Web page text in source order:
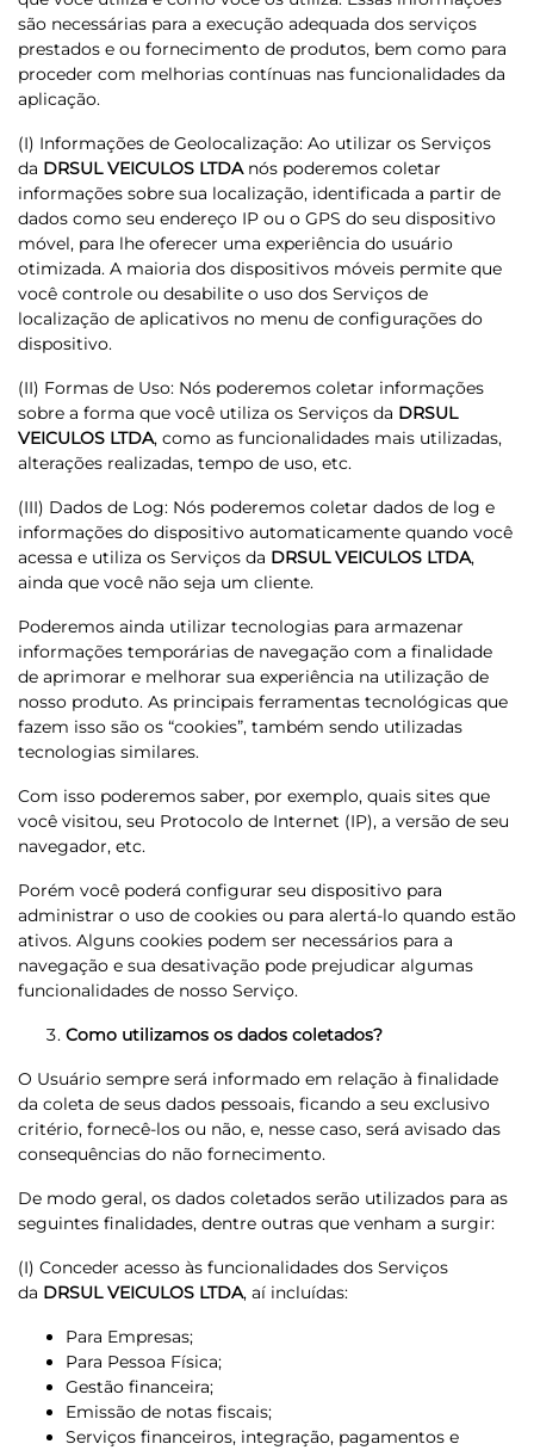
são necessárias para a execução adequada dos serviços
prestados e ou fornecimento de produtos, bem como para
proceder com melhorias contínuas nas funcionalidades da
aplicação.
(I) Informações de Geolocalização: Ao utilizar os Serviços
da DRSUL VEICULOS LTDAnós poderemos coletar
informações sobre sua localização, identificada a partir de
dados como seu endereço IP ou o GPS do seu dispositivo
móvel, para lhe oferecer uma experiência do usuário
otimizada. A maioria dos dispositivos móveis permite que
você controle ou desabilite o uso dos Serviços de
localização de aplicativos no menu de configurações do
dispositivo.
(II) Formas de Uso: Nós poderemos coletar informações
sobre a forma que você utiliza os Serviços da DRSUL
VEICULOS LTDA, como as funcionalidades mais utilizadas,
alterações realizadas, tempo de uso, etc.
(III) Dados de Log: Nós poderemos coletar dados de log e
informações do dispositivo automaticamente quando você
acessa e utiliza os Serviços da DRSUL VEICULOS LTDA,
ainda que você não seja um cliente.
Poderemos ainda utilizar tecnologias para armazenar
informações temporárias de navegação com a finalidade
de aprimorar e melhorar sua experiência na utilização de
nosso produto. As principais ferramentas tecnológicas que
fazem isso são os “cookies”, também sendo utilizadas
tecnologias similares.
Com isso poderemos saber, por exemplo, quais sites que
você visitou, seu Protocolo de Internet (IP), a versão de seu
navegador, etc.
Porém você poderá configurar seu dispositivo para
administrar o uso de cookies ou para alertá-lo quando estão
ativos. Alguns cookies podem ser necessários para a
navegação e sua desativação pode prejudicar algumas
funcionalidades de nosso Serviço.
Como utilizamos os dados coletados?
O Usuário sempre será informado em relação à finalidade
da coleta de seus dados pessoais, ficando a seu exclusivo
critério, fornecê-los ou não, e, nesse caso, será avisado das
consequências do não fornecimento.
De modo geral, os dados coletados serão utilizados para as
seguintes finalidades, dentre outras que venham a surgir:
(I) Conceder acesso às funcionalidades dos Serviços
da DRSUL VEICULOS LTDA, aí incluídas:
Para Empresas;
Para Pessoa Física;
Gestão financeira;
Emissão de notas fiscais;
Serviços financeiros, integração, pagamentos e